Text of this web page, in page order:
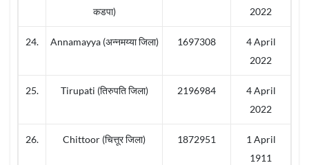
कडपा)
2022
24. Annamayya (अन्नमय्या जिला) 1697308
4 April
2022
25. Tirupati (तिरुपति जिला) 2196984
4 April
2022
26. Chittoor (चित्तूर जिला) 1872951
1 April
1911